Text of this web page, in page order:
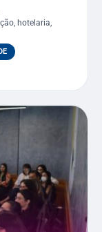
hotelaria,